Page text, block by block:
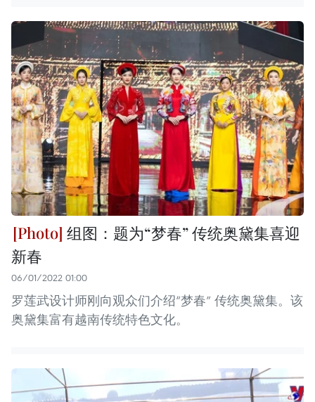
组图：题为“梦春” 传统奥黛集喜迎
新春
06/01/2022 01:00
罗莲武设计师刚向观众们介绍“梦春” 传统奥黛集。该
奥黛集富有越南传统特色文化。